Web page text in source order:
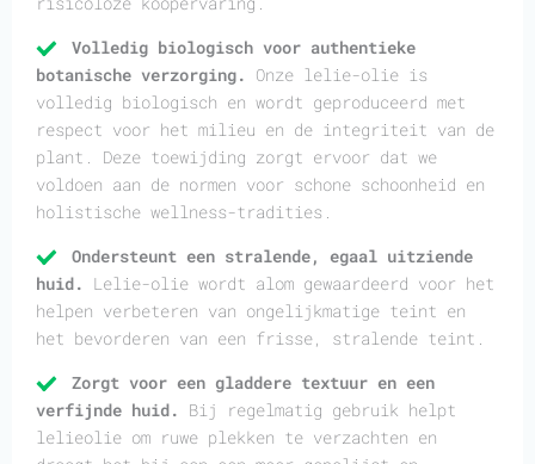
Volledig biologisch voor authentieke
botanische verzorging. Onze lelie-olie is
volledig biologisch en wordt geproduceerd met
respect voor het milieu en de integriteit van de
plant. Deze toewijding zorgt ervoor dat we
voldoen aan de normen voor schone schoonheid en
holistische wellness-tradities.
Ondersteunt een stralende, egaal uitziende
huid. Lelie-olie wordt alom gewaardeerd voor het
helpen verbeteren van ongelijkmatige teint en
het bevorderen van een frisse, stralende teint.
Zorgt voor een gladdere textuur en een
verfijnde huid. Bij regelmatig gebruik helpt
lelieolie om ruwe plekken te verzachten en